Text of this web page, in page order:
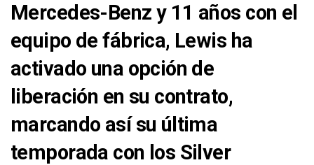
Mercedes-Benz y 11 años con el
equipo de fábrica, Lewis ha
activado una opción de
liberación en su contrato,
marcando así su última
temporada con los Silver